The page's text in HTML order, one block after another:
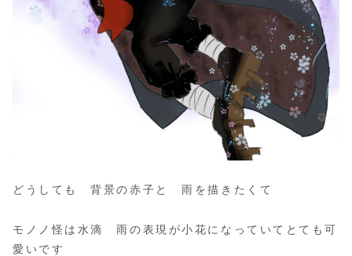
どうしても 背景の赤子と 雨を描きたくて
モノノ怪は水滴 雨の表現が小花になっていてとても可
愛いです